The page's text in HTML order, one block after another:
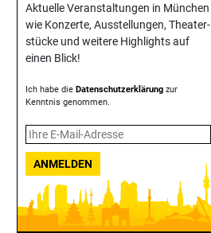
Aktuelle Veranstaltungen in München
wie Konzerte, Ausstellungen, Theater­
stücke und weitere Highlights auf
einen Blick!
Ich habe die Datenschutzerklärung zur
Kenntnis genommen.
ANMELDEN